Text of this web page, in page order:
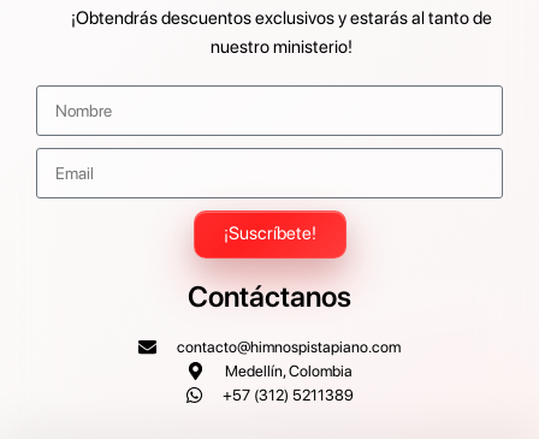
¡Obtendrás descuentos exclusivos y estarás al tanto de
nuestro ministerio!
¡Suscríbete!
Contáctanos
contacto@himnospistapiano.com
Medellín, Colombia
+57 (312) 5211389